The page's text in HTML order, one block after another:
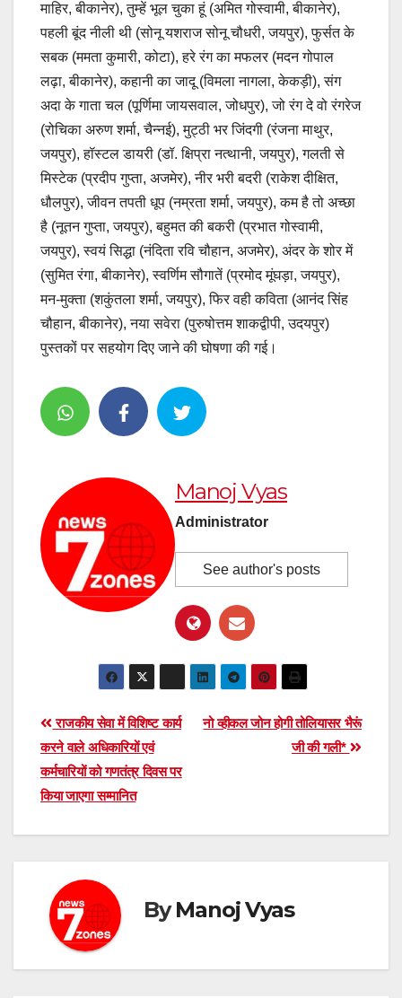
माहिर, बीकानेर), तुम्हें भूल चुका हूं (अमित गोस्वामी, बीकानेर),
पहली बूंद नीली थी (सोनू यशराज सोनू चौधरी, जयपुर), फुर्सत के
सबक (ममता कुमारी, कोटा), हरे रंग का मफलर (मदन गोपाल
लढ़ा, बीकानेर), कहानी का जादू (विमला नागला, केकड़ी), संग
अदा के गाता चल (पूर्णिमा जायसवाल, जोधपुर), जो रंग दे वो रंगरेज
(रोचिका अरुण शर्मा, चैन्नई), मुट्ठी भर जिंदगी (रंजना माथुर,
जयपुर), हॉस्टल डायरी (डॉ. क्षिप्रा नत्थानी, जयपुर), गलती से
मिस्टेक (प्रदीप गुप्ता, अजमेर), नीर भरी बदरी (राकेश दीक्षित,
धौलपुर), जीवन तपती धूप (नम्रता शर्मा, जयपुर), कम है तो अच्छा
है (नूतन गुप्ता, जयपुर), बहुमत की बकरी (प्रभात गोस्वामी,
जयपुर), स्वयं सिद्धा (नंदिता रवि चौहान, अजमेर), अंदर के शोर में
(सुमित रंगा, बीकानेर), स्वर्णिम सौगातें (प्रमोद मूंघड़ा, जयपुर),
मन-मुक्ता (शकुंतला शर्मा, जयपुर), फिर वही कविता (आनंद सिंह
चौहान, बीकानेर), नया सवेरा (पुरुषोत्तम शाकद्वीपी, उदयपुर)
पुस्तकों पर सहयोग दिए जाने की घोषणा की गई।
Manoj Vyas
Administrator
See author's posts
Post
navigation
नो व्हीकल जोन होगी तोलियासर भैरूं
जी की गली*
राजकीय सेवा में विशिष्ट कार्य
करने वाले अधिकारियों एवं
कर्मचारियों को गणतंत्र दिवस पर
किया जाएगा सम्मानित
ByManoj Vyas